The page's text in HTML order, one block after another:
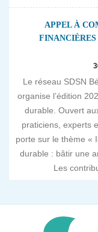
APPEL À
Le réseau SDSN
organise l’édition
durable. Ouvert
praticiens, experts
porte sur le thème «
durable : bâtir une
Les